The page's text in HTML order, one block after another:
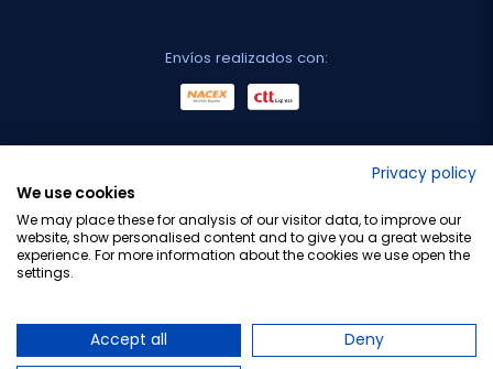
Envíos realizados con:
Privacy policy
We use cookies
We may place these for analysis of our visitor data, to improve our
website, show personalised content and to give you a great website
experience. For more information about the cookies we use open the
settings.
Accept all Deny